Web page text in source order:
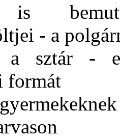
is
- a
a sztár -
formát